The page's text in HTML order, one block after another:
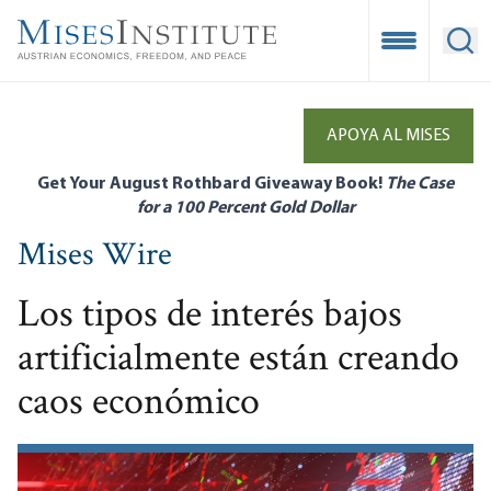
main
Open
APOYA AL MISES
Get Your August Rothbard Giveaway Book! The Case
for a 100 Percent Gold Dollar
Mises Wire
Los tipos de interés bajos
artificialmente están creando
caos económico